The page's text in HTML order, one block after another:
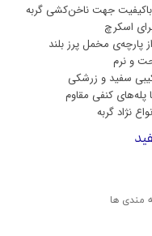
جهت ناخن‌کشی گربه
اسکرچ
پارچه‌ی مخمل پرز بلند
و نرم
سفید و زرشکی
پله‌های کنفی مقاوم
نژاد گربه
مندی ها